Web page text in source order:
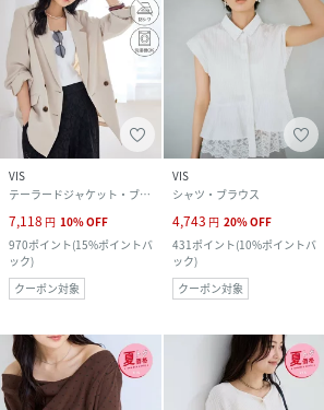
VIS
テーラードジャケット・ブレザー
7,118 円 10%OFF
970ポイント(15%ポイントバ
ック)
クーポン対象
VIS
シャツ・ブラウス
4,743 円 20%OFF
431ポイント(10%ポイントバ
ック)
クーポン対象